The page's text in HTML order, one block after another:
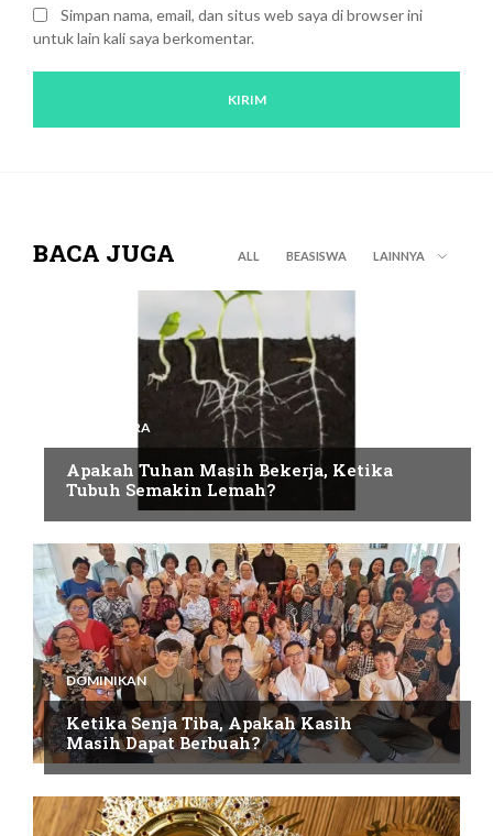
Simpan nama, email, dan situs web saya di browser ini
untuk lain kali saya berkomentar.
BACA JUGA ALL BEASISWA LAINNYA
NUSANTARA
Apakah Tuhan Masih Bekerja, Ketika
Tubuh Semakin Lemah?
DOMINIKAN
Ketika Senja Tiba, Apakah Kasih
Masih Dapat Berbuah?